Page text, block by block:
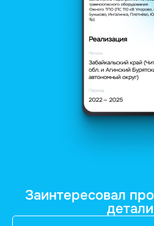
Заинтересовал